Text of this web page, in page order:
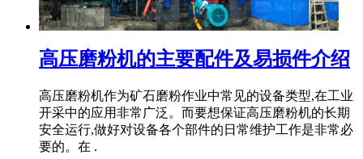
高压磨粉机的主要配件及易损件介绍
高压磨粉机作为矿石磨粉作业中常见的设备类型,在工业
开采中的应用非常广泛。而要想保证高压磨粉机的长期
安全运行,做好对设备各个部件的日常维护工作是非常必
要的。在 .